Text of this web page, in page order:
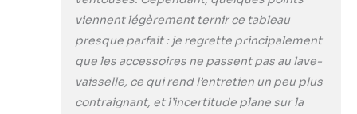
viennent légèrement ternir ce tableau
presque parfait : je regrette principalement
que les accessoires ne passent pas au lave-
vaisselle, ce qui rend l’entretien un peu plus
contraignant, et l’incertitude plane sur la